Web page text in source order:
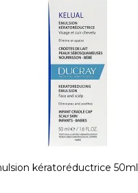
kératoréductrice 50ml